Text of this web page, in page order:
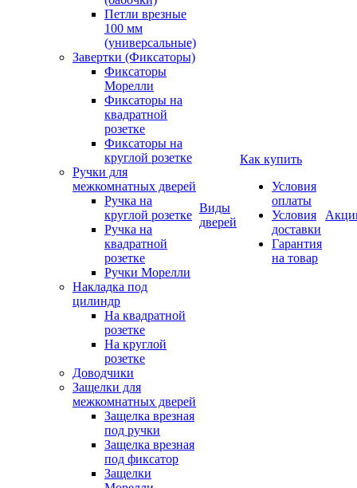
Петли врезные
100 мм
(универсальные)
Завертки (Фиксаторы)
Фиксаторы
Морелли
Фиксаторы на
квадратной
розетке
Фиксаторы на
круглой розетке
Ручки для
межкомнатных дверей
Ручка на
круглой розетке
Ручка на
квадратной
розетке
Ручки Морелли
Накладка под
цилиндр
На квадратной
розетке
На круглой
розетке
Доводчики
Защелки для
межкомнатных дверей
Защелка врезная
под ручки
Защелка врезная
под фиксатор
Защелки
Виды
дверей
Как купить
Условия
оплаты
Условия
доставки
Гарантия
на товар